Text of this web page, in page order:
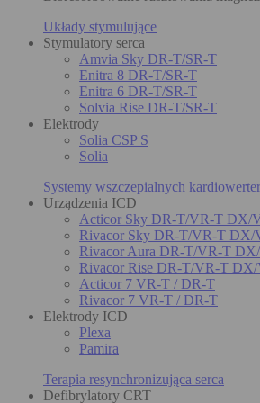
Układy stymulujące
Stymulatory serca
Amvia Sky DR-T/SR-T
Enitra 8 DR-T/SR-T
Enitra 6 DR-T/SR-T
Solvia Rise DR-T/SR-T
Elektrody
Solia CSP S
Solia
Systemy wszczepialnych
Urządzenia ICD
Acticor Sky DR-T/VR-T DX/
Rivacor Sky DR-T/VR-T DX/
Rivacor Aura DR-T/VR-T
Rivacor Rise DR-T/VR-T
Acticor 7 VR-T / DR-T
Rivacor 7 VR-T / DR-T
Elektrody ICD
Plexa
Pamira
Terapia resynchronizująca serca
Defibrylatory CRT